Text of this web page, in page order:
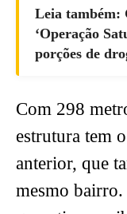
Leia também:
‘Operação
porções de
Com 298
estrutura tem
anterior, que
mesmo